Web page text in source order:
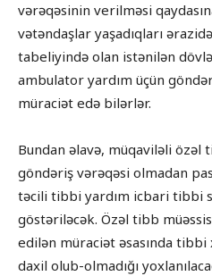
vərəqəsinin verilməsi
vətəndaşlar yaşadıqları
tabeliyində olan istənilən
ambulator yardım üçün
müraciət edə bilərlər.
Bundan əlavə, müqaviləli özəl
göndəriş vərəqəsi olmadan
təcili tibbi yardım icbari tibbi
göstəriləcək. Özəl tibb
edilən müraciət əsasında
daxil olub-olmadığı